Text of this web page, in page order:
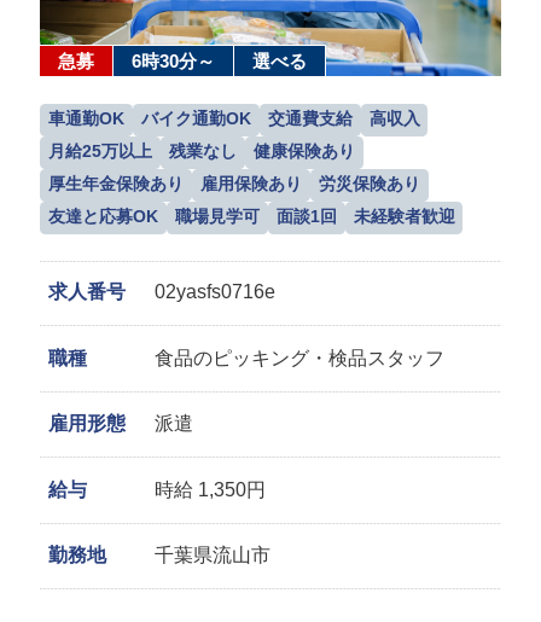
急募 6時30分～ 選べる
車通勤OK バイク通勤OK 交通費支給
高収入
月給25万以上
残業なし
健康保険あり
厚生年金保険あり
雇用保険あり
労災保険あり
友達と応募OK
職場見学可 面談1回 未経験者歓迎
求人番号 02yasfs0716e
職種 食品のピッキング・検品スタッフ
雇用形態 派遣
給与 時給 1,350円
勤務地 千葉県流山市